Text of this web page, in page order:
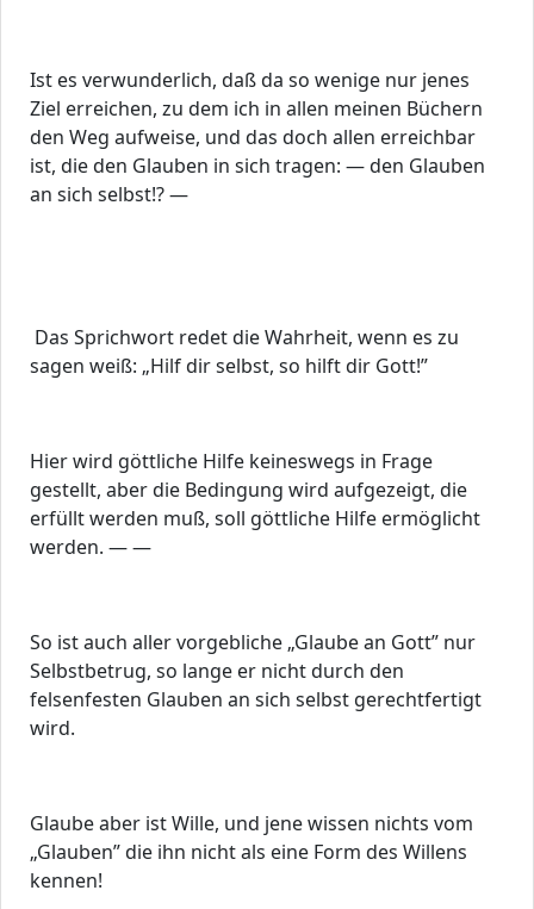
Ist es verwunderlich, daß da so wenige nur jenes
Ziel erreichen, zu dem ich in allen meinen Büchern
den Weg aufweise, und das doch allen erreichbar
ist, die den Glauben in sich tragen: — den Glauben
an sich selbst!? —
Das Sprichwort redet die Wahrheit, wenn es zu
sagen weiß: „Hilf dir selbst, so hilft dir Gott!”
Hier wird göttliche Hilfe keineswegs in Frage
gestellt, aber die Bedingung wird aufgezeigt, die
erfüllt werden muß, soll göttliche Hilfe ermöglicht
werden. — —
So ist auch aller vorgebliche „Glaube an Gott” nur
Selbstbetrug, so lange er nicht durch den
felsenfesten Glauben an sich selbst gerechtfertigt
wird.
Glaube aber ist Wille, und jene wissen nichts vom
„Glauben” die ihn nicht als eine Form des Willens
kennen!